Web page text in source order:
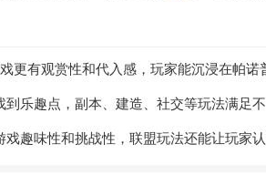
有观赏性和代入感，玩家能沉浸在帕诺
乐趣点，副本、建造、社交等玩法满足不
趣味性和挑战性，联盟玩法还能让玩家认